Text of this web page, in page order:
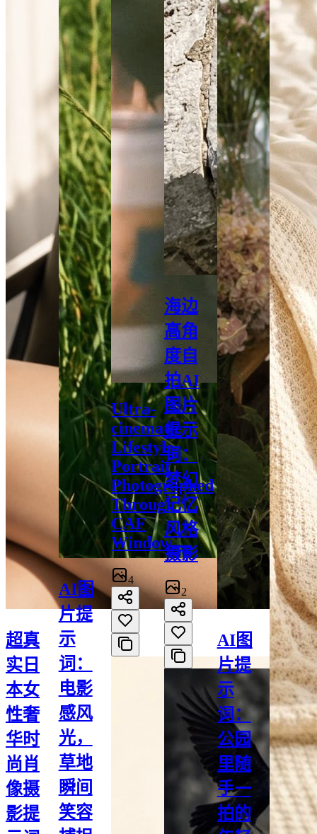
超真
实日
本女
性奢
华时
尚肖
像摄
影提
AI图
片提
示
词：
电影
感风
光，
草地
瞬间
笑容
Ultra-
cinematic
Lifestyle
Portrait
Photographed
Through
CAF
Window...
4
海边
高角
度自
拍AI
图片
提示
词：
梦幻
记忆
风格
摄影
2
AI图
片提
示
词：
公园
里随
手一
拍的